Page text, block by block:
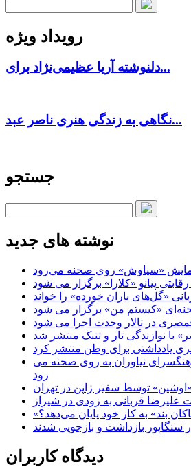
رویداد ویژه
دلنوشته آریا عظیمی‌نژاد برای...
نگاهی به زندگی هنری ناصر عبد...
جستجو
نوشته های جدید
«سیاوش» روی صحنه می‌رود
پیانو «کلارا» برگزار می شود
«گل‌های باران خورده» را خواند
«کیستم من» برگزار می شود
در تالار وحدت اجرا می شود
با نوازندگی تار و تنبک منتشر شد
یادداشتی برای وطن منتشر کرد
نیاوران به روی صحنه می
رود
توسط سفیر ژاپن در تهران
علیرضا قربانی به زودی در شیراز
بند» به کار خود پایان می‌دهد؟
سنگاپور بازداشت و بازجویی شدند
دیدگاه کاربران